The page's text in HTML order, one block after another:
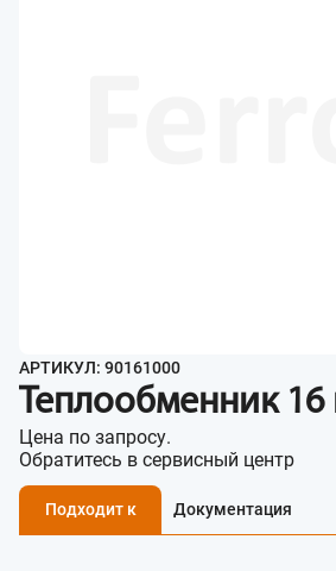
АРТИКУЛ: 90161000
Теплообменник 16
Цена по запросу.
Обратитесь в сервисный центр
Подходит к Документация